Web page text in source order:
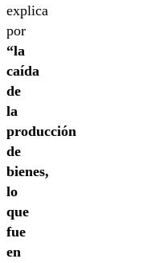
explica
por
“la
caída
de
la
producción
de
bienes,
lo
que
fue
en